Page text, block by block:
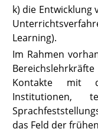
k) die
Learning).
Im Rahmen
Kontakte mit
Institutionen,
das Feld der